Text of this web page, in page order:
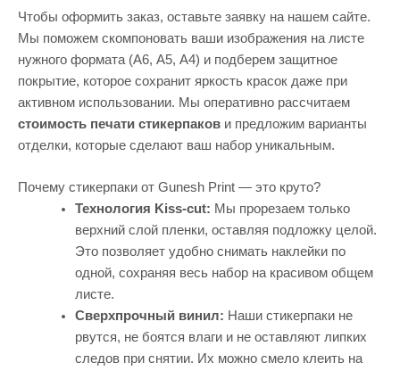
Чтобы оформить заказ, оставьте заявку на нашем сайте.
Мы поможем скомпоновать ваши изображения на листе
нужного формата (А6, А5, А4) и подберем защитное
покрытие, которое сохранит яркость красок даже при
активном использовании. Мы оперативно рассчитаем
стоимость печати стикерпаков и предложим варианты
отделки, которые сделают ваш набор уникальным.
Почему стикерпаки от Gunesh Print — это круто?
Технология Kiss-cut: Мы прорезаем только
верхний слой пленки, оставляя подложку целой.
Это позволяет удобно снимать наклейки по
одной, сохраняя весь набор на красивом общем
листе.
Сверхпрочный винил: Наши стикерпаки не
рвутся, не боятся влаги и не оставляют липких
следов при снятии. Их можно смело клеить на